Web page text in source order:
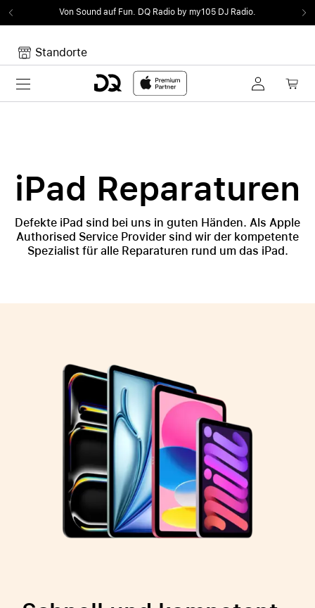
Von Sound auf Fun. DQ Radio by my105 DJ Radio.
Standorte
Toggle navigation
iPad Reparaturen
Defekte iPad sind bei uns in guten Händen. Als Apple
Authorised Service Provider sind wir der kompetente
Spezialist für alle Reparaturen rund um das iPad.